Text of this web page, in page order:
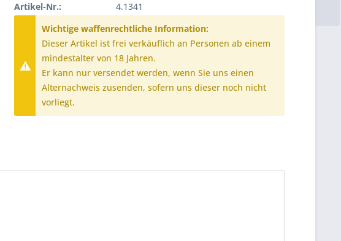
Artikel-Nr.:
4.1341
Wichtige waffenrechtliche Information:
Dieser Artikel ist frei verkäuflich an Personen ab einem
mindestalter von 18 Jahren.
Er kann nur versendet werden, wenn Sie uns einen
Alternachweis zusenden, sofern uns dieser noch nicht
vorliegt.